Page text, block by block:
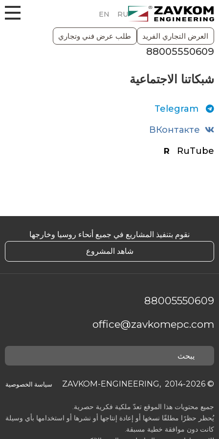
RU
EN
العرض التجاري الفريد طلب عرض فني وتجاري
88005550609
عن الشركة وسائل الإعلام
شبكاتنا الاجتماعية
R RuTube
نقوم بتنفيذ المشاريع في جميع أنحاء روسيا وخارجها
شاهد المشروع
88005550609
office@zavkomepc.com
© ZAVKOM-ENGINEERING, 2014-2026 سياسة الخصوصية
جميع محتويات هذا الموقع تعدّ ملكية فكرية حصرية.
يُحظر حظرًا مطلقًا نسخها أو إعادة إنتاجها أو نشرها أو استخدامها بأي وسيلة
كانت دون موافقة خطية مسبقة.